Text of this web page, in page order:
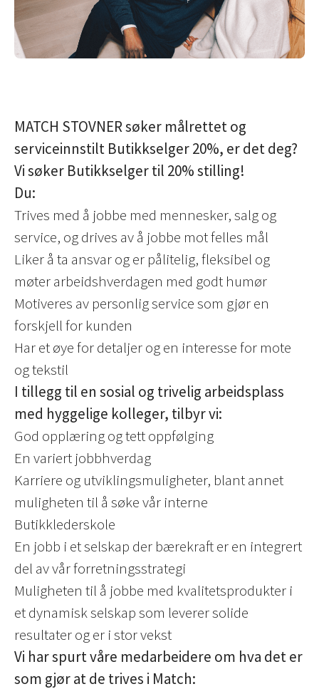
MATCH STOVNER søker målrettet og
serviceinnstilt Butikkselger 20%, er det deg?
Vi søker Butikkselger til 20% stilling!
Du:
Trives med å jobbe med mennesker, salg og
service, og drives av å jobbe mot felles mål
Liker å ta ansvar og er pålitelig, fleksibel og
møter arbeidshverdagen med godt humør
Motiveres av personlig service som gjør en
forskjell for kunden
Har et øye for detaljer og en interesse for mote
og tekstil
I tillegg til en sosial og trivelig arbeidsplass
med hyggelige kolleger, tilbyr vi:
God opplæring og tett oppfølging
En variert jobbhverdag
Karriere og utviklingsmuligheter, blant annet
muligheten til å søke vår interne
Butikklederskole
En jobb i et selskap der bærekraft er en integrert
del av vår forretningsstrategi
Muligheten til å jobbe med kvalitetsprodukter i
et dynamisk selskap som leverer solide
resultater og er i stor vekst
Vi har spurt våre medarbeidere om hva det er
som gjør at de trives i Match: